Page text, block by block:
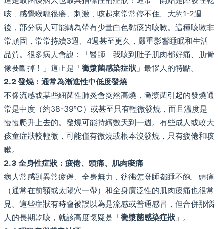
咳，感覺喉嚨很癢、刺激，咳起來常常停不住。大約1-2週
後，部分病人可能轉為帶有少量白色黏痰的咳嗽。這種咳嗽非
常頑固，常常持續3週、4週甚至更久，嚴重影響睡眠和生活
品質。很多病人會說：「醫師，我咳到肚子肌肉都好痛、肋骨
像要斷掉！」這正是「黴漿菌感染症狀 」最惱人的特點。
2.2 發燒：通常為漸進性中低度發燒
不像流感或某些細菌性肺炎會突然高燒，黴漿菌引起的發燒通
常是中度（約38-39°C）或甚至只有輕微發燒，而且溫度是
慢慢爬升上去的。發燒可能持續數天到一週。有些成人或較大
孩童症狀較輕微，可能僅有微燒或根本沒發燒，只有疲倦和咳
嗽。
2.3 全身性症狀：疲倦、頭痛、肌肉痠痛
病人常感到異常疲倦、全身無力，彷彿怎麼睡都睡不飽。頭痛
（通常在前額或太陽穴一帶）和全身廣泛性的肌肉痠痛也很常
見。這些症狀有時會被誤以為是流感或普通感冒，但合併那惱
人的長期乾咳，就該高度懷疑是「黴漿菌感染症狀 」。